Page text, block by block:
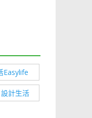
Easylife
計生活